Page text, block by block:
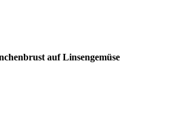
auf Linsengemüse